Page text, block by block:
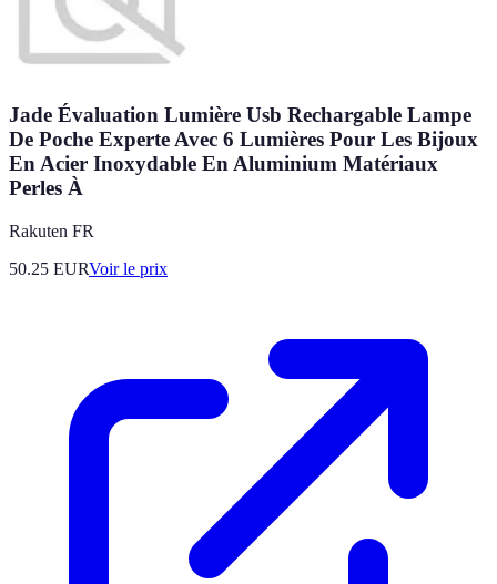
Jade Évaluation Lumière Usb Rechargable Lampe
De Poche Experte Avec 6 Lumières Pour Les Bijoux
En Acier Inoxydable En Aluminium Matériaux
Perles À
Rakuten FR
50.25 EURVoir le prix